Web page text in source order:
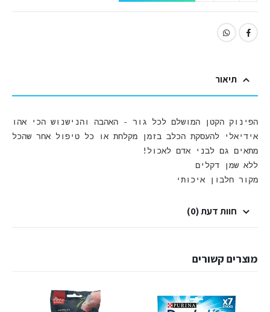
תיאור
מקור חלבון איכותי
חוות דעת (0)
מוצרים קשורים